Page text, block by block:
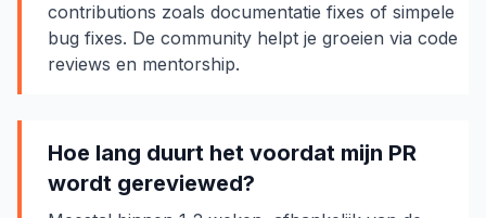
contributions zoals documentatie fixes of simpele
bug fixes. De community helpt je groeien via code
reviews en mentorship.
Hoe lang duurt het voordat mijn PR
wordt gereviewed?